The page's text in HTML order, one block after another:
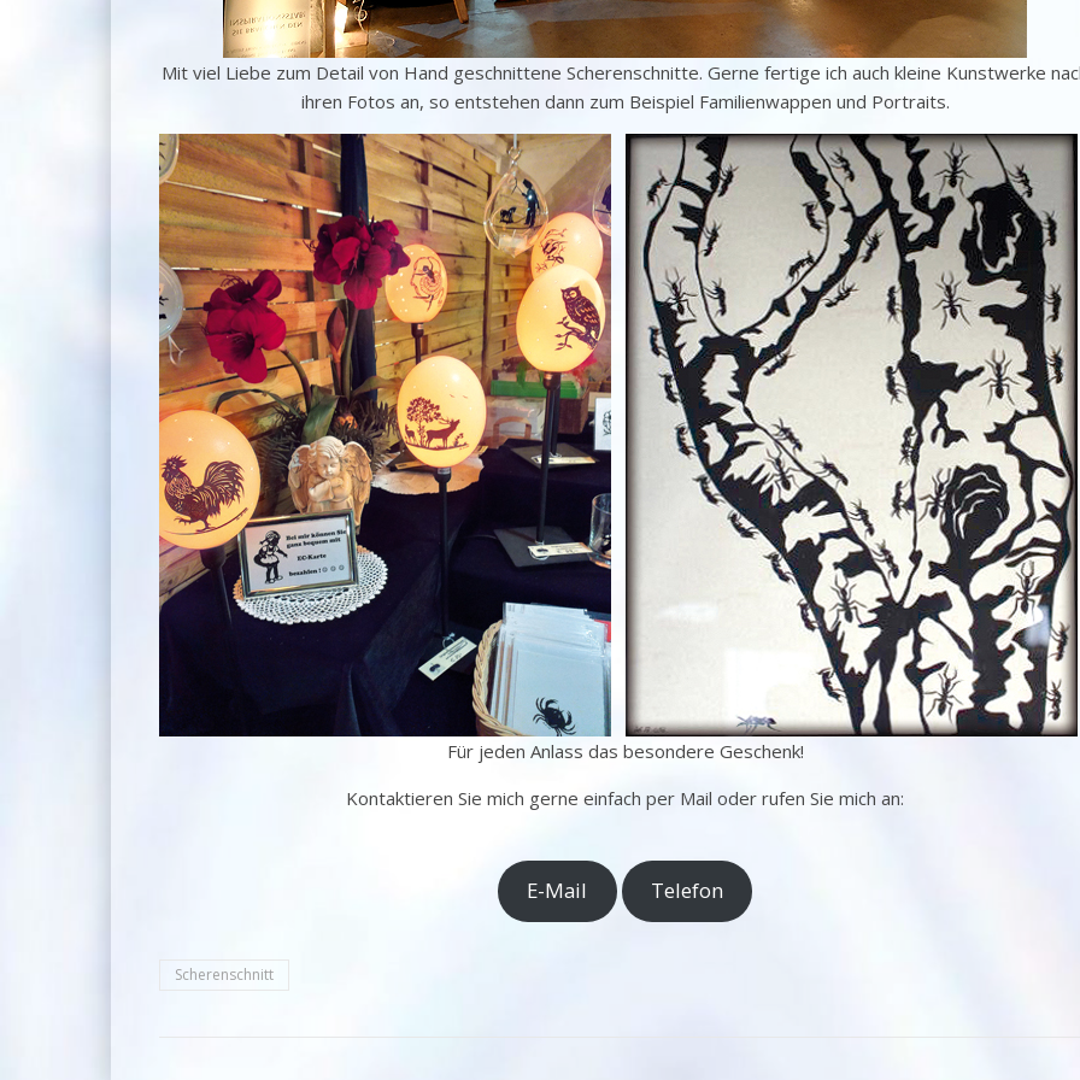
Mit viel Liebe zum Detail von Hand geschnittene Scherenschnitte. Gerne fertige ich auch kleine Kunstwerke
ihren Fotos an, so entstehen dann zum Beispiel Familienwappen und Portraits.
Für jeden Anlass das besondere Geschenk!
Kontaktieren Sie mich gerne einfach per Mail oder rufen Sie mich an:
E-Mail Telefon
Scherenschnitt